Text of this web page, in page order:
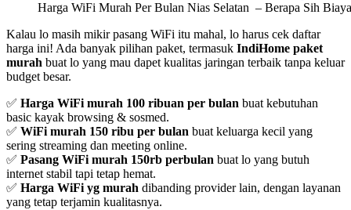
Harga WiFi Murah Per Bulan Nias Selatan – Berapa Sih
Kalau lo masih mikir pasang WiFi itu mahal, lo harus cek daftar
harga ini! Ada banyak pilihan paket, termasuk IndiHome paket
murah buat lo yang mau dapet kualitas jaringan terbaik tanpa keluar
budget besar.
✅ Harga WiFi murah 100 ribuan per bulan buat kebutuhan
basic kayak browsing & sosmed.
✅ WiFi murah 150 ribu per bulan buat keluarga kecil yang
sering streaming dan meeting online.
✅ Pasang WiFi murah 150rb perbulan buat lo yang butuh
internet stabil tapi tetap hemat.
✅ Harga WiFi yg murah dibanding provider lain, dengan layanan
yang tetap terjamin kualitasnya.